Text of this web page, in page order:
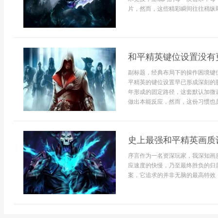
片，然而，这些精彩瞬间往往稍
和平精英键位设置没
副标题，经典布局下的操作困境
平精英的键位设置早已形成深刻
年形成的固定路径，这套默认加
做出本能反应，然而，这份习惯
史上最强和平精英画
序言作为一名资深玩家，我深知
应速度的快慢，乃至最终胜负的
案，它追求的并非无脑的最高特效